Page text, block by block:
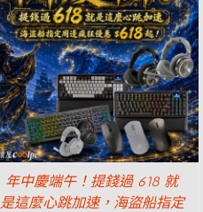
年中慶端午！提錢過 618 就
是這麼心跳加速，海盜船指定